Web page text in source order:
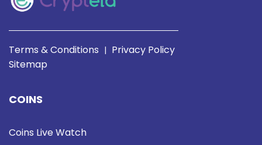
Terms & Conditions | Privacy Policy
Sitemap
COINS
Coins Live Watch